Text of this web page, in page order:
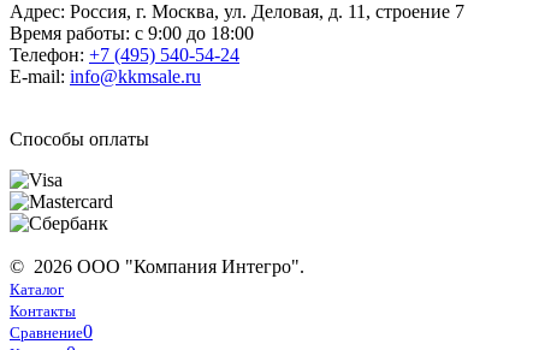
Адрес: Россия, г. Москва, ул. Деловая, д. 11, строение 7
Время работы: с 9:00 до 18:00
Телефон: +7 (495) 540-54-24
E-mail: info@kkmsale.ru
Способы оплаты
© 2026 ООО "Компания Интегро".
Каталог
Контакты
Сравнение0